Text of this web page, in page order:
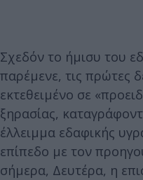
Σχεδόν το ήμισυ του
παρέμενε, τις πρώτες
εκτεθειμένο σε
ξηρασίας,
έλλειμμα εδαφικής
επίπεδο με τον
σήμερα, Δευτέρα, η